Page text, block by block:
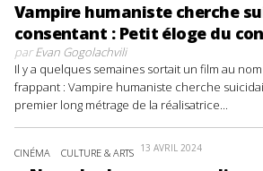
Vampire humaniste cherche
consentant : Petit éloge du
parEvan Gogolachvili
Il y a quelques semaines sortait un film au
frappant : Vampire humaniste cherche
premier long métrage de la réalisatrice...
CINÉMA CULTURE & ARTS 13 AVRIL 2024